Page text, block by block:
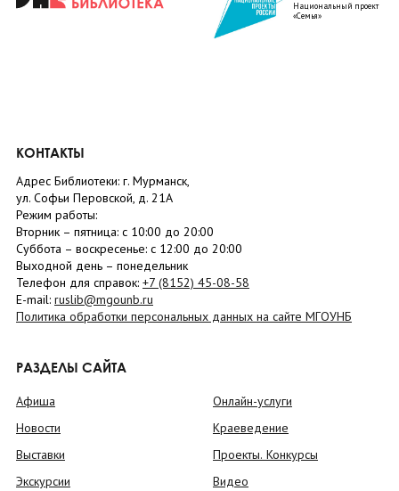
Национальный проект
«Семья»
КОНТАКТЫ
Адрес Библиотеки: г. Мурманск,
ул. Софьи Перовской, д. 21А
Режим работы:
Вторник – пятница: с 10:00 до 20:00
Суббота – воскресенье: c 12:00 до 20:00
Выходной день – понедельник
Телефон для справок: +7 (8152) 45-08-58
E-mail: ruslib@mgounb.ru
Политика обработки персональных данных на сайте МГОУНБ
РАЗДЕЛЫ САЙТА
Афиша
Новости
Выставки
Экскурсии
Онлайн-услуги
Краеведение
Проекты. Конкурсы
Видео